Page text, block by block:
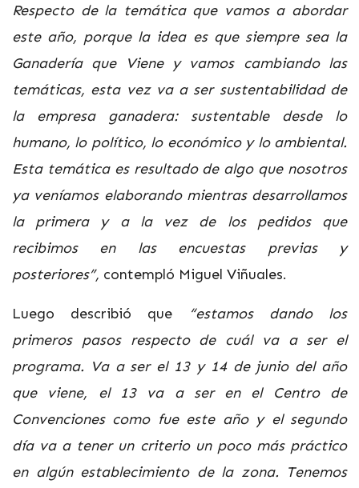
Respecto de la temática que vamos a abordar
este año, porque la idea es que siempre sea la
Ganadería que Viene y vamos cambiando las
temáticas, esta vez va a ser sustentabilidad de
la empresa ganadera: sustentable desde lo
humano, lo político, lo económico y lo ambiental.
Esta temática es resultado de algo que nosotros
ya veníamos elaborando mientras desarrollamos
la primera y a la vez de los pedidos que
recibimos en las encuestas previas y
posteriores”, contempló Miguel Viñuales.
Luego describió que
“estamos dando los
primeros pasos respecto de cuál va a ser el
programa. Va a ser el 13 y 14 de junio del año
que viene, el 13 va a ser en el Centro de
Convenciones como fue este año y el segundo
día va a tener un criterio un poco más práctico
en algún establecimiento de la zona. Tenemos